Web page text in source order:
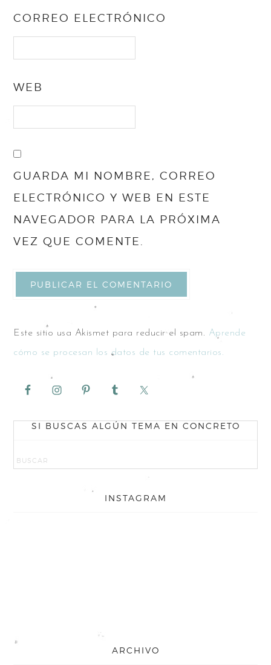
CORREO ELECTRÓNICO
WEB
GUARDA MI NOMBRE, CORREO
ELECTRÓNICO Y WEB EN ESTE
NAVEGADOR PARA LA PRÓXIMA
VEZ QUE COMENTE.
Este sitio usa Akismet para reducir el spam. Aprende
cómo se procesan los datos de tus comentarios.
SI BUSCAS ALGÚN TEMA EN CONCRETO
INSTAGRAM
ARCHIVO